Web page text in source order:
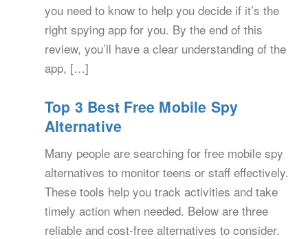
you need to know to help you decide if it’s the
right spying app for you. By the end of this
review, you’ll have a clear understanding of the
app, […]
Top 3 Best Free Mobile Spy
Alternative
Many people are searching for free mobile spy
alternatives to monitor teens or staff effectively.
These tools help you track activities and take
timely action when needed. Below are three
reliable and cost-free alternatives to consider.